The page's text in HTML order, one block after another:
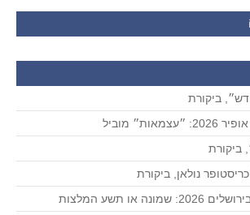
ביקורת
מוביל
ביקורת
נולאן, ביקורת
או תשע המלצות